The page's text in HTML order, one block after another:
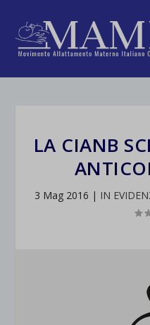
LA CIANB
3 Mag 2016 | IN